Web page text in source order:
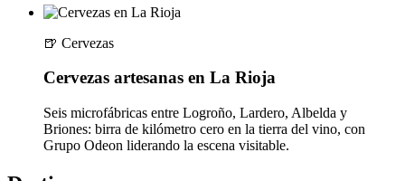
🍺 Cervezas
Cervezas artesanas en La Rioja
Seis microfábricas entre Logroño, Lardero, Albelda y
Briones: birra de kilómetro cero en la tierra del vino, con
Grupo Odeon liderando la escena visitable.